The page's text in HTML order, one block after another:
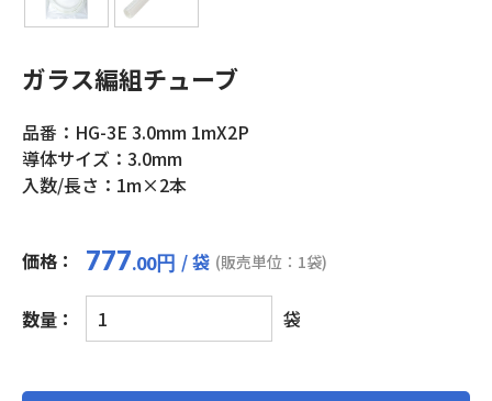
ガラス編組チューブ
品番：HG-3E 3.0mm 1mX2P
導体サイズ：3.0mm
入数/長さ：1m×2本
価格： 777.00円 / 袋 (販売単位：1袋)
数量：
ガ
ラ
編
袋